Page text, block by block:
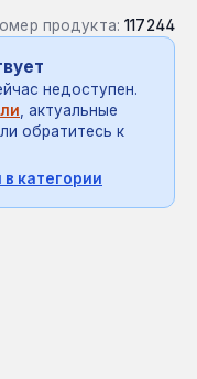
продукта: 117244
недоступен.
, актуальные
обратитесь к
категории